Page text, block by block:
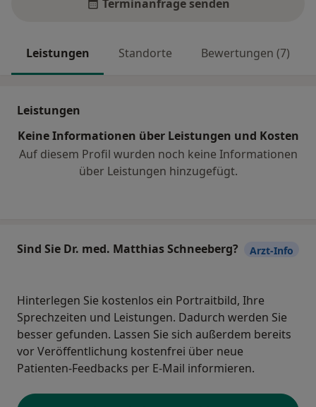
Terminanfrage senden
Leistungen Standorte Bewertungen (7)
Leistungen
Keine Informationen über Leistungen und Kosten
Auf diesem Profil wurden noch keine Informationen
über Leistungen hinzugefügt.
Sind Sie Dr. med. Matthias Schneeberg? Arzt-Info
Hinterlegen Sie kostenlos ein Portraitbild, Ihre
Sprechzeiten und Leistungen. Dadurch werden Sie
besser gefunden. Lassen Sie sich außerdem bereits
vor Veröffentlichung kostenfrei über neue
Patienten-Feedbacks per E-Mail informieren.